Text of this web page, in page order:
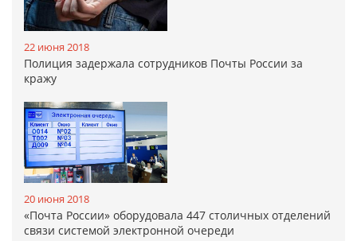
22 июня 2018
Полиция задержала сотрудников Почты России за
кражу
20 июня 2018
«Почта России» оборудовала 447 столичных отделений
связи системой электронной очереди